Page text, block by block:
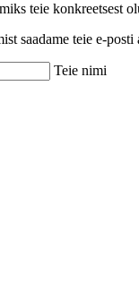
teie konkreetsest
saadame teie e-
Teie nimi